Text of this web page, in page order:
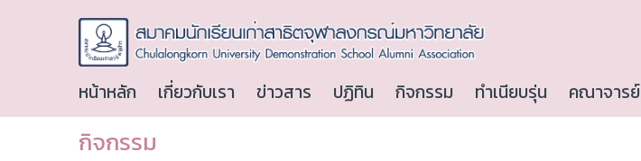
หน้าหลัก เกี่ยวกับเรา ข่าวสาร ปฏิทิน กิจกรรม ทำเนียบรุ่น คณาจารย์
กิจกรรม